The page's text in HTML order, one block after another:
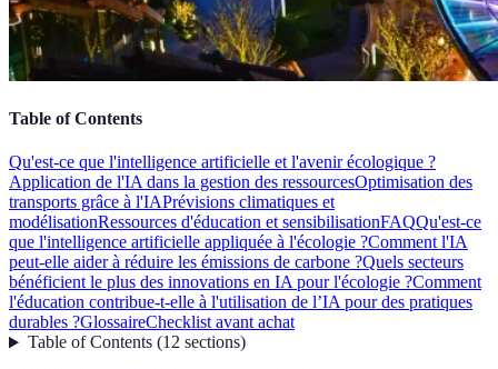
Table of Contents
Qu'est-ce que l'intelligence artificielle et l'avenir écologique ?
Application de l'IA dans la gestion des ressourcesOptimisation des
transports grâce à l'IAPrévisions climatiques et
modélisationRessources d'éducation et sensibilisationFAQQu'est-ce
que l'intelligence artificielle appliquée à l'écologie ?Comment l'IA
peut-elle aider à réduire les émissions de carbone ?Quels secteurs
bénéficient le plus des innovations en IA pour l'écologie ?Comment
l'éducation contribue-t-elle à l'utilisation de l’IA pour des pratiques
durables ?GlossaireChecklist avant achat
Table of Contents(12 sections)